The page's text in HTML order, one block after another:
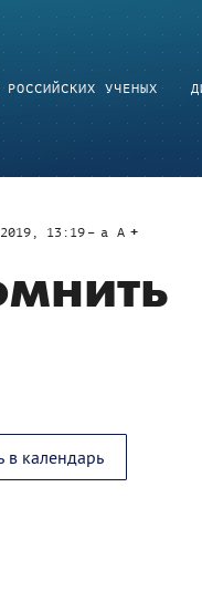
РОССИЙСКИХ УЧЕНЫХ
13:19 a A
в календарь